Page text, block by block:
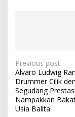
P
o
s
t
Previous post
Alvaro Ludwig
Drummer Cilik
Segudang Prestasi
Nampakkan
Usia Balita